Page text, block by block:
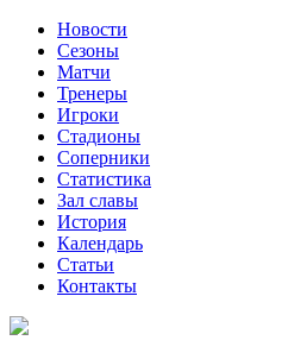
Новости
Сезоны
Матчи
Тренеры
Игроки
Стадионы
Соперники
Статистика
Зал славы
История
Календарь
Статьи
Контакты